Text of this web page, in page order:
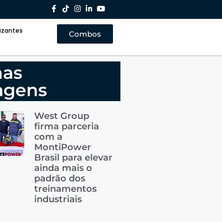
Combos
Combos
West Group
firma parceria
com a
MontiPower
Brasil para elevar
ainda mais o
padrão dos
treinamentos
industriais